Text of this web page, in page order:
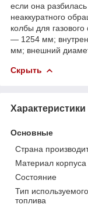
если она
неаккуратного
колбы для
— 1254 мм;
мм; внешний
Скрыть
Характеристики
Основные
Страна
Материал корпуса
Состояние
Тип используемого
топлива